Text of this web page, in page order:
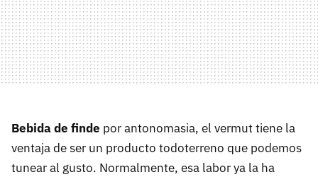
Bebida de finde por antonomasia, el vermut tiene la
ventaja de ser un producto todoterreno que podemos
tunear al gusto. Normalmente, esa labor ya la ha